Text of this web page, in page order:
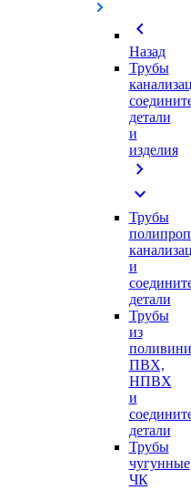
chevron_left
Назад
Трубы
детали
и
изделия
chevron_right
expand_more
Трубы
и
детали
Трубы
из
ПВХ,
НПВХ
и
детали
Трубы
чугунные
ЧК